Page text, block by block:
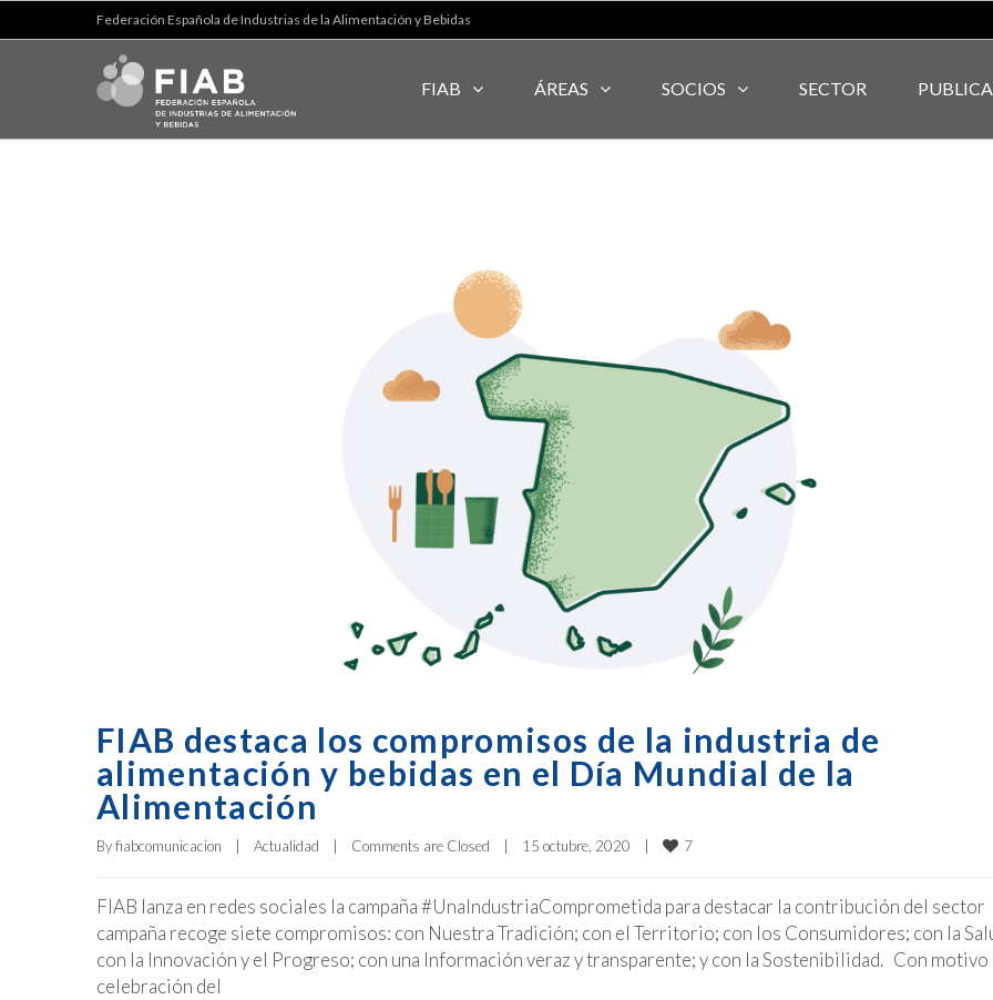
Federación Española de Industrias de la Alimentación y Bebidas
FIAB ÁREAS SOCIOS SECTOR
FIAB destaca los compromisos de la industria de
alimentación y bebidas en el Día Mundial de la
Alimentación
By fiabcomunicacion Actualidad Comments are Closed 15 octubre, 2020 7
FIAB lanza en redes sociales la campaña #UnaIndustriaComprometida para destacar la contribución del sector
campaña recoge siete compromisos: con Nuestra Tradición; con el Territorio; con los Consumidores; con la
con la Innovación y el Progreso; con una Información veraz y transparente; y con la Sostenibilidad. Con motivo
celebración del